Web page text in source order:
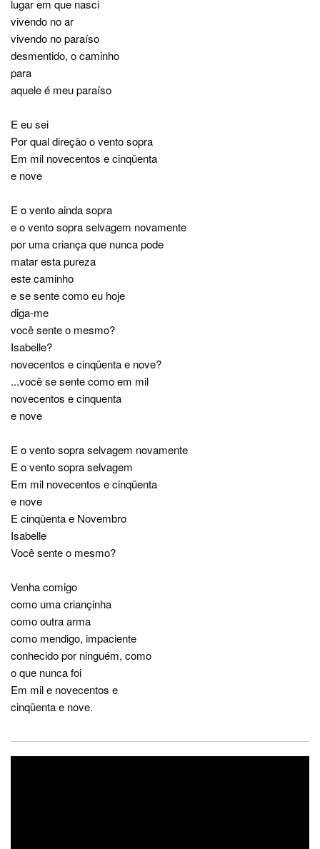
lugar em que nasci
vivendo no ar
vivendo no paraíso
desmentido, o caminho
para
aquele é meu paraíso
E eu sei
Por qual direção o vento sopra
Em mil novecentos e cinqüenta
e nove
E o vento ainda sopra
e o vento sopra selvagem novamente
por uma criança que nunca pode
matar esta pureza
este caminho
e se sente como eu hoje
diga-me
você sente o mesmo?
Isabelle?
novecentos e cinqüenta e nove?
...você se sente como em mil
novecentos e cinquenta
e nove
E o vento sopra selvagem novamente
E o vento sopra selvagem
Em mil novecentos e cinqüenta
e nove
E cinqüenta e Novembro
Isabelle
Você sente o mesmo?
Venha comigo
como uma criançinha
como outra arma
como mendigo, impaciente
conhecido por ninguém, como
o que nunca foi
Em mil e novecentos e
cinqüenta e nove.